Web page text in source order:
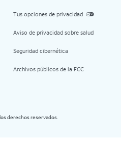
Tus opciones de privacidad
Aviso de privacidad sobre salud
Seguridad cibernética
Archivos públicos de la FCC
derechos reservados.